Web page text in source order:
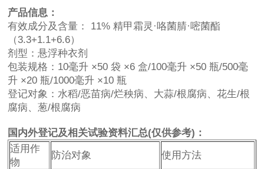
产品信息：
有效成分及含量： 11% 精甲霜灵·咯菌腈·嘧菌酯
（3.3+1.1+6.6）
剂型：悬浮种衣剂
包装规格：10毫升 ×50 袋 ×6 盒/100毫升 ×50 瓶/500毫
升 ×20 瓶/1000毫升 ×10 瓶
登记对象：水稻/恶苗病/烂秧病、大蒜/根腐病、花生/根
腐病、葱/根腐病
国内外登记及相关试验资料汇总(仅供参考)：
适用作
物
防治对象 使用方法